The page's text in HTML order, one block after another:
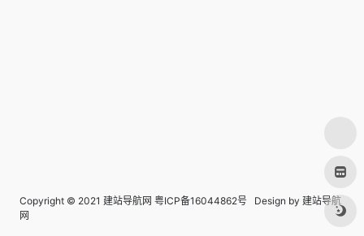
Copyright © 2021 建站导航网 粤ICP备16044862号 Design by 建站导航
网